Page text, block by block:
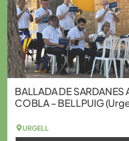
BALLADA DE SARDANES
COBLA – BELLPUIG
URGELL